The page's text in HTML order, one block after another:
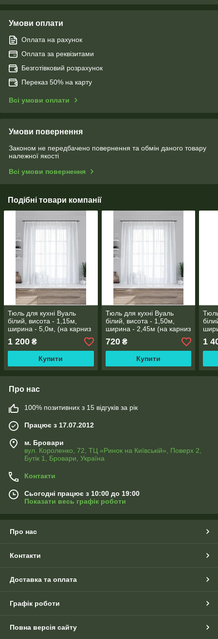
Умови оплати
Оплата на рахунок
Оплата за реквізитами
Безготівковий розрахунок
Переказ 50% на карту
Всі умови оплати
Умови повернення
Законом не передбачено повернення та обмін даного товару
належної якості
Всі умови повернення
Подібні товари компанії
Тюль для кухні Вуаль
білий, висота - 1,15м,
ширина - 5,0м, (на карниз
1 200 ₴
Купити
Тюль для кухні Вуаль
білий, висота - 1,50м,
ширина - 2,45м (на карниз
720₴
Купити
1
Про нас
100% позитивних з 15 відгуків за рік
Працює з 17.07.2012
м. Бровари
вул. Короленко, 72, ТЦ «Ринок на Київській», Поверх 2,
Бутік 1, Бровари, Україна
Контакти
Сьогодні працює з 10:00 до 19:00
Показати весь графік роботи
Про нас
Контакти
Доставка та оплата
Графік роботи
Повна версія сайту